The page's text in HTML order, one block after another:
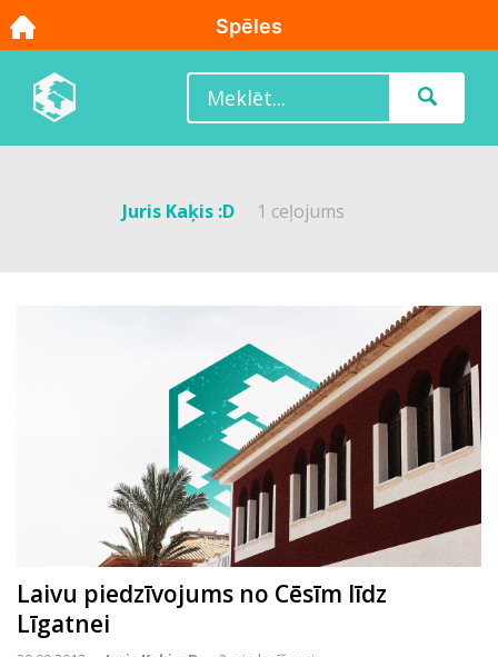
Juris Kaķis :D 1 ceļojums
Laivu piedzīvojums no Cēsīm līdz
Līgatnei